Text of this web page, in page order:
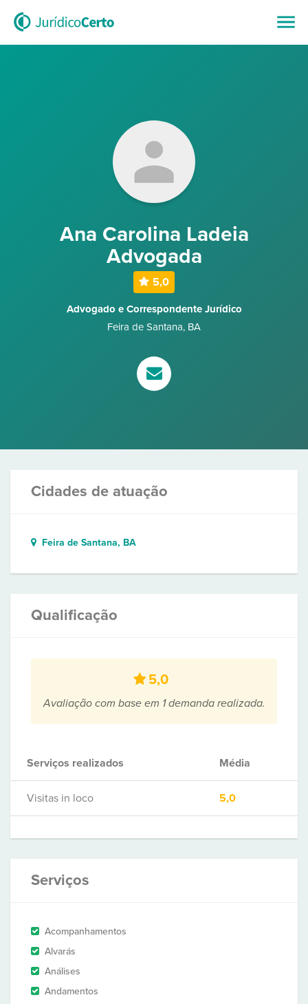
Ana Carolina Ladeia
Advogada
5,0
Advogado e Correspondente Jurídico
Feira de Santana, BA
Cidades de atuação
Feira de Santana, BA
Qualificação
5,0
Avaliação com base em 1 demanda realizada.
Serviços realizados Média
Visitas in loco 5,0
Serviços
Acompanhamentos
Alvarás
Análises
Andamentos